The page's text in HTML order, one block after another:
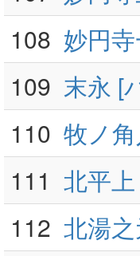
108 妙円
109 末永 [
110 牧ノ
111 北平
112 北湯